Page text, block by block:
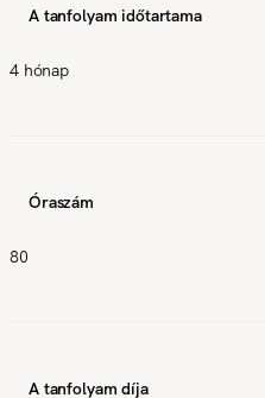
A tanfolyam időtartama
4 hónap
Óraszám
80
A tanfolyam díja